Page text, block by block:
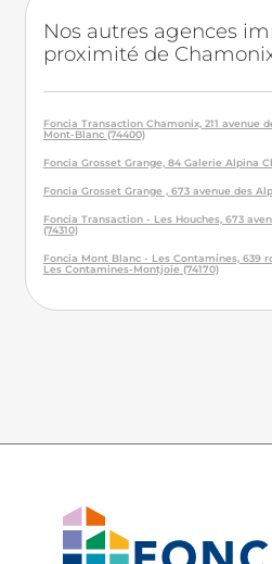
Nos autres agences
proximité de
Foncia Transaction Chamonix, 211 avenue
Mont-Blanc (74400)
Foncia Grosset Grange, 84 Galerie Alpina
Foncia Grosset Grange , 673 avenue des
Foncia Transaction - Les Houches, 673
(74310)
Foncia Mont Blanc - Les Contamines, 639
Les Contamines-Montjoie (74170)